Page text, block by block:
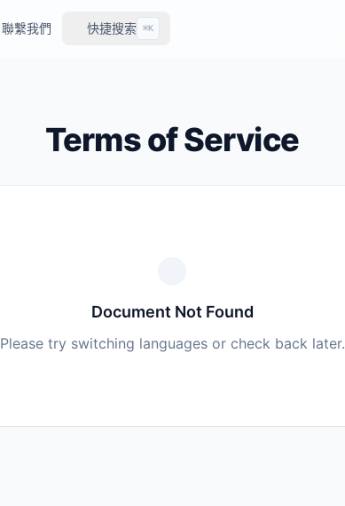
聯繫我們 快捷搜索 ⌘K
Terms of Service
Document Not Found
Please try switching languages or check back later.